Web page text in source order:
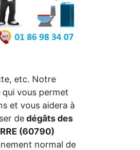
etc. Notre
qui vous permet
et vous aidera à
dedégâts des
(60790)
normal de